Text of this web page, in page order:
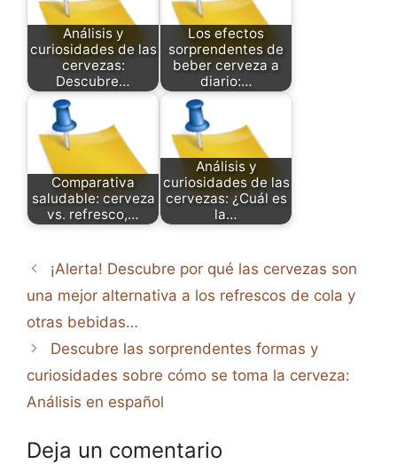
Análisis y
curiosidades de las
cervezas:
Descubre…
Los efectos
sorprendentes de
beber cerveza a
diario:…
Comparativa
saludable: cerveza
vs. refresco,…
Análisis y
curiosidades de las
cervezas: ¿Cuál es
la…
¡Alerta! Descubre por qué las cervezas son
una mejor alternativa a los refrescos de cola y
otras bebidas…
Descubre las sorprendentes formas y
curiosidades sobre cómo se toma la cerveza:
Análisis en español
Deja un comentario